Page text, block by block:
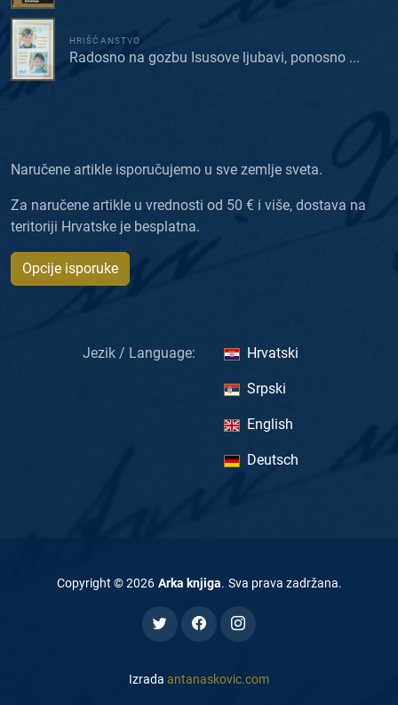
HRIŠĆANSTVO
Radosno na gozbu Isusove ljubavi, ponosno ...
Naručene artikle isporučujemo u sve zemlje sveta.
Za naručene artikle u vrednosti od 50 € i više, dostava na
teritoriji Hrvatske je besplatna.
Opcije isporuke
Jezik / Language: Hrvatski
Srpski
English
Deutsch
Copyright ©2026 Arka knjiga. Sva prava zadržana.
Izrada antanaskovic.com